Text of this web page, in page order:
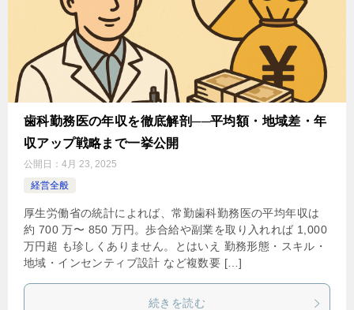
歯科勤務医の年収を徹底解剖──平均額・地域差・年
収アップ戦略まで一挙公開
公開日： 4月 23, 2025
経営全般
厚生労働省の統計によれば、常勤歯科勤務医の平均年収は
約 700 万〜 850 万円。歩合給や副業を取り入れれば 1,000
万円超 も珍しくありません​。とはいえ 勤務形態・スキル・
地域・インセンティブ設計 など複数要 […]
続きを読む